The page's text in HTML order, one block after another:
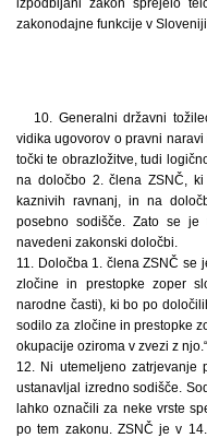
zakonodajne funkcije v Sloveniji.
10. Generalni državni
vidika ugovorov o pravni
točki te obrazložitve, tudi
na določbo 2. člena ZSNČ,
kaznivih ravnanj, in na
posebno sodišče. Zato se
navedeni zakonski določbi.
11. Določba 1. člena ZSNČ se
zločine in prestopke zoper
narodne časti), ki bo po
sodilo za zločine in prestopke
okupacije oziroma v zvezi z njo.“
12. Ni utemeljeno
ustanavljal izredno sodišče.
lahko označili za neke vrste
po tem zakonu. ZSNČ je v